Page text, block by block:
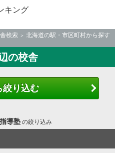
キング
検索
北海道の駅・市区町村から探す
の校舎
絞り込む
導塾の絞り込み